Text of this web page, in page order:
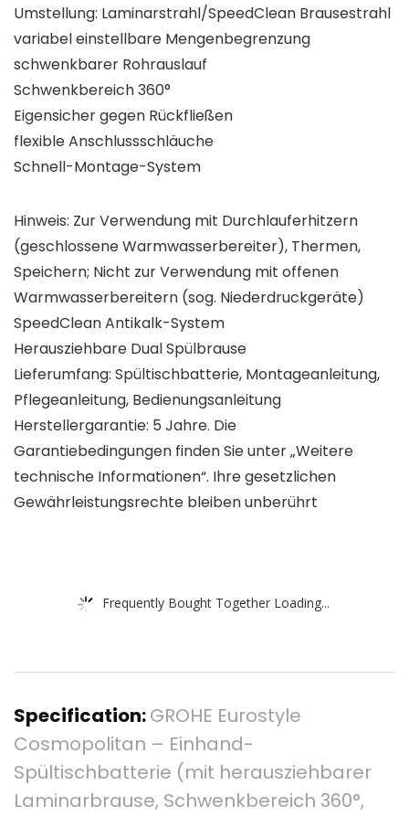
Umstellung: Laminarstrahl/SpeedClean Brausestrahl
variabel einstellbare Mengenbegrenzung
schwenkbarer Rohrauslauf
Schwenkbereich 360°
Eigensicher gegen Rückfließen
flexible Anschlussschläuche
Schnell-Montage-System
Hinweis: Zur Verwendung mit Durchlauferhitzern
(geschlossene Warmwasserbereiter), Thermen,
Speichern; Nicht zur Verwendung mit offenen
Warmwasserbereitern (sog. Niederdruckgeräte)
SpeedClean Antikalk-System
Herausziehbare Dual Spülbrause
Lieferumfang: Spültischbatterie, Montageanleitung,
Pflegeanleitung, Bedienungsanleitung
Herstellergarantie: 5 Jahre. Die
Garantiebedingungen finden Sie unter „Weitere
technische Informationen“. Ihre gesetzlichen
Gewährleistungsrechte bleiben unberührt
Frequently Bought Together Loading...
Specification:GROHE Eurostyle
Cosmopolitan – Einhand-
Spültischbatterie (mit herausziehbarer
Laminarbrause, Schwenkbereich 360°,